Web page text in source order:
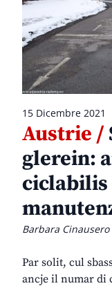
15 Dicembre 2021
Austrie /
glerein:
ciclabilis
Barbara Cinausero
Par solit, cul
ancje il numar di